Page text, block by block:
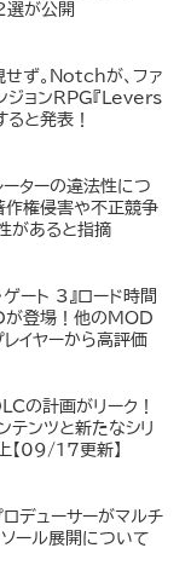
選が公開
ず。Notchが、ファ
ジョンRPG『Levers
と発表！
ターの違法性につ
作権侵害や不正競争
があると指摘
ート 3』ロード時間
が登場！他のMOD
イヤーから高評価
の計画がリーク！
ンツと新たなシリ
【09/17更新】
ロデューサーがマルチ
ソール展開について